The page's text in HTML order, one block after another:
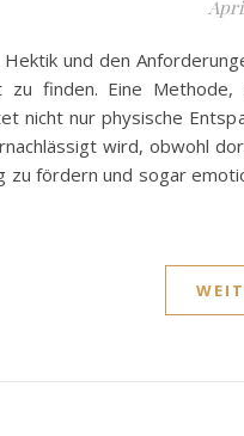
und den
zu finden. Eine
nicht nur physische
wird, obwohl
fördern und sogar